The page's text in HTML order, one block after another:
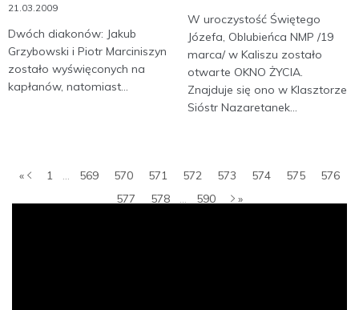
21.03.2009
Dwóch diakonów: Jakub
Grzybowski i Piotr Marciniszyn
zostało wyświęconych na
kapłanów, natomiast...
W uroczystość Świętego
Józefa, Oblubieńca NMP /19
marca/ w Kaliszu zostało
otwarte OKNO ŻYCIA.
Znajduje się ono w Klasztorze
Sióstr Nazaretanek...
« 1 569 570 571 572 573 574 575
576
577
578 590 »